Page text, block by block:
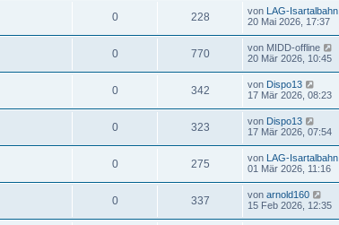
0 228 von LAG-Isartalbahn
20 Mai 2026, 17:37
0 770 von MIDD-offline
20 Mär 2026, 10:45
0 342 von Dispo13
17 Mär 2026, 08:23
0 323 von Dispo13
17 Mär 2026, 07:54
0 275 von LAG-Isartalbahn
01 Mär 2026, 11:16
0 337 von arnold160
15 Feb 2026, 12:35